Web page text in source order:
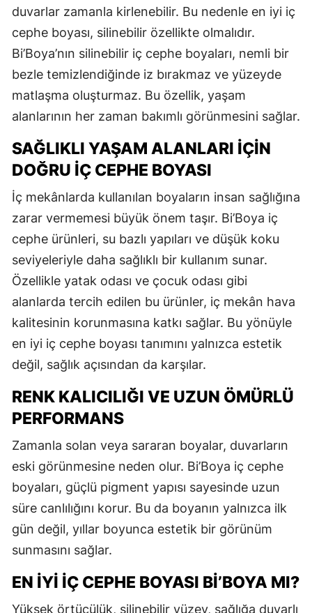
duvarlar zamanla kirlenebilir. Bu nedenle en iyi iç
cephe boyası, silinebilir özellikte olmalıdır.
Bi’Boya’nın silinebilir iç cephe boyaları, nemli bir
bezle temizlendiğinde iz bırakmaz ve yüzeyde
matlaşma oluşturmaz. Bu özellik, yaşam
alanlarının her zaman bakımlı görünmesini sağlar.
SAĞLIKLI YAŞAM ALANLARI İÇIN
DOĞRU İÇ CEPHE BOYASI
İç mekânlarda kullanılan boyaların insan sağlığına
zarar vermemesi büyük önem taşır. Bi’Boya iç
cephe ürünleri, su bazlı yapıları ve düşük koku
seviyeleriyle daha sağlıklı bir kullanım sunar.
Özellikle yatak odası ve çocuk odası gibi
alanlarda tercih edilen bu ürünler, iç mekân hava
kalitesinin korunmasına katkı sağlar. Bu yönüyle
en iyi iç cephe boyası tanımını yalnızca estetik
değil, sağlık açısından da karşılar.
RENK KALICILIĞI VE UZUN ÖMÜRLÜ
PERFORMANS
Zamanla solan veya sararan boyalar, duvarların
eski görünmesine neden olur. Bi’Boya iç cephe
boyaları, güçlü pigment yapısı sayesinde uzun
süre canlılığını korur. Bu da boyanın yalnızca ilk
gün değil, yıllar boyunca estetik bir görünüm
sunmasını sağlar.
EN İYI İÇ CEPHE BOYASI BI’BOYA MI?
Yüksek örtücülük, silinebilir yüzey, sağlığa duyarlı